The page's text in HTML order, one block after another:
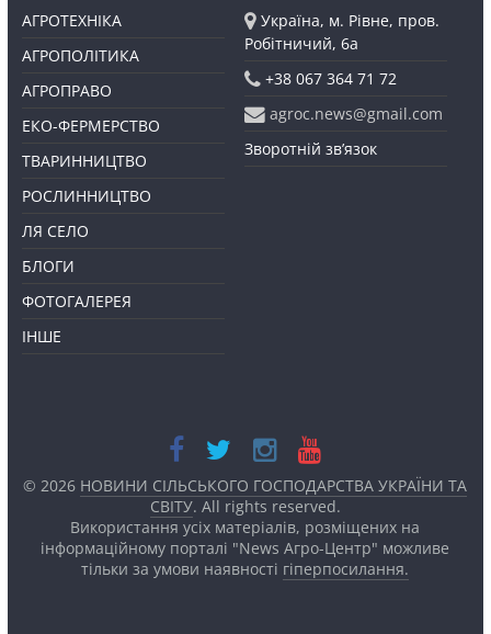
АГРОТЕХНІКА
АГРОПОЛІТИКА
АГРОПРАВО
ЕКО-ФЕРМЕРСТВО
ТВАРИННИЦТВО
РОСЛИННИЦТВО
ЛЯ СЕЛО
БЛОГИ
ФОТОГАЛЕРЕЯ
ІНШЕ
Україна, м. Рівне, пров.
Робітничий, 6а
+38 067 364 71 72
agroc.news@gmail.com
Зворотній зв’язок
© 2026 НОВИНИ СІЛЬСЬКОГО ГОСПОДАРСТВА УКРАЇНИ ТА
СВІТУ. All rights reserved.
Використання усіх матеріалів, розміщених на
інформаційному порталі "News Агро-Центр" можливе
тільки за умови наявності гіперпосилання.